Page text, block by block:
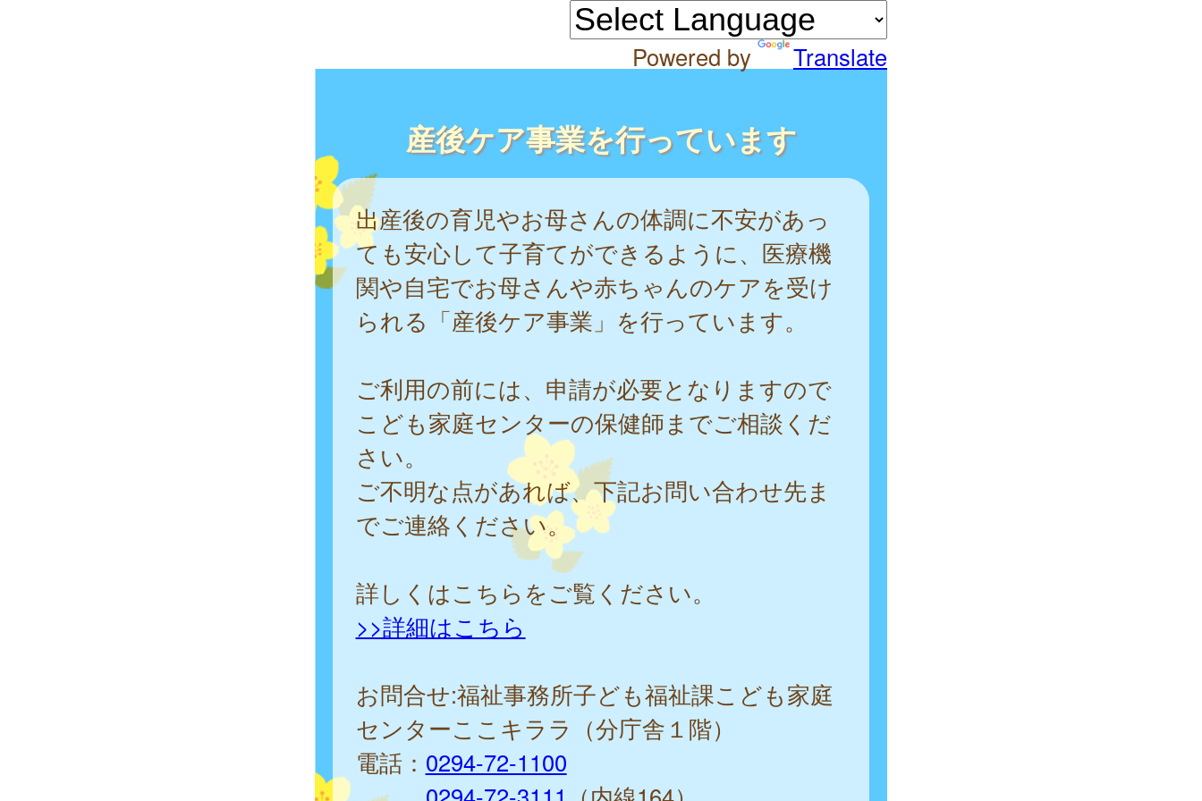
Powered by Translate
産後ケア事業を行っています
出産後の育児やお母さんの体調に不安があっ
ても安心して子育てができるように、医療機
関や自宅でお母さんや赤ちゃんのケアを受け
られる「産後ケア事業」を行っています。
ご利用の前には、申請が必要となりますので
こども家庭センターの保健師までご相談くだ
さい。
ご不明な点があれば、下記お問い合わせ先ま
でご連絡ください。
詳しくはこちらをご覧ください。
>>詳細はこちら
お問合せ:福祉事務所子ども福祉課こども家庭
センターここキララ（分庁舎１階）
電話： 0294-72-1100